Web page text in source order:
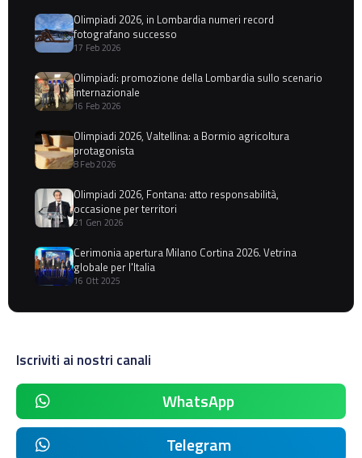
Olimpiadi 2026, in Lombardia numeri record
fotografano successo
17 Feb 2026
Olimpiadi: promozione della Lombardia sullo scenario
internazionale
16 Feb 2026
Olimpiadi 2026, Valtellina: a Bormio agricoltura
protagonista
8 Feb 2026
Olimpiadi 2026, Fontana: atto responsabilità,
occasione per territori
21 Gen 2026
Cerimonia apertura Milano Cortina 2026. Vetrina
globale per l'Italia
16 Ott 2025
Iscriviti ai nostri canali
WhatsApp
Telegram